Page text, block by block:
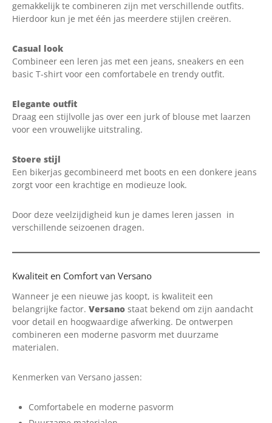
gemakkelijk te combineren zijn met verschillende outfits.
Hierdoor kun je met één jas meerdere stijlen creëren.
Casual look
Combineer een leren jas met een jeans, sneakers en een
basic T-shirt voor een comfortabele en trendy outfit.
Elegante outfit
Draag een stijlvolle jas over een jurk of blouse met laarzen
voor een vrouwelijke uitstraling.
Stoere stijl
Een bikerjas gecombineerd met boots en een donkere jeans
zorgt voor een krachtige en modieuze look.
Door deze veelzijdigheid kun je dames leren jassen in
verschillende seizoenen dragen.
Kwaliteit en Comfort van Versano
Wanneer je een nieuwe jas koopt, is kwaliteit een
belangrijke factor. Versano staat bekend om zijn aandacht
voor detail en hoogwaardige afwerking. De ontwerpen
combineren een moderne pasvorm met duurzame
materialen.
Kenmerken van Versano jassen:
Comfortabele en moderne pasvorm